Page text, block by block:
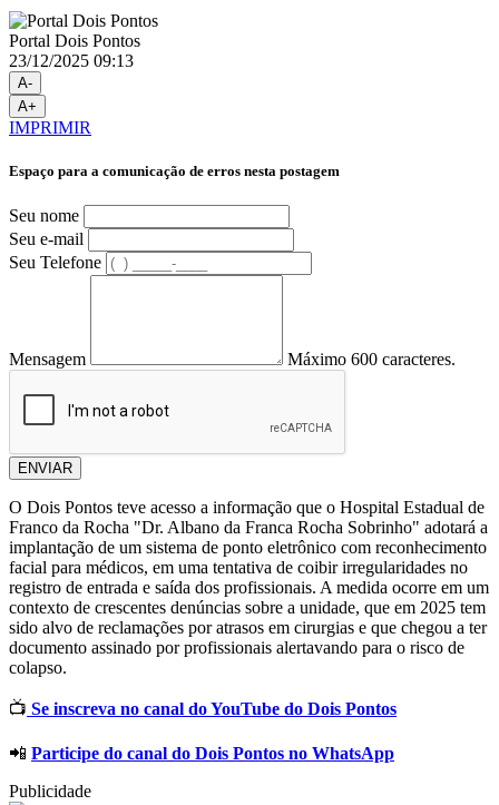
Portal Dois Pontos
23/12/2025 09:13
A-
A+
IMPRIMIR
Espaço para a comunicação de erros nesta postagem
Seu nome
Seu e-mail
Seu Telefone
Mensagem Máximo 600 caracteres.
ENVIAR
O Dois Pontos teve acesso a informação que o Hospital Estadual de
Franco da Rocha "Dr. Albano da Franca Rocha Sobrinho" adotará a
implantação de um sistema de ponto eletrônico com reconhecimento
facial para médicos, em uma tentativa de coibir irregularidades no
registro de entrada e saída dos profissionais. A medida ocorre em um
contexto de crescentes denúncias sobre a unidade, que em 2025 tem
sido alvo de reclamações por atrasos em cirurgias e que chegou a ter
documento assinado por profissionais alertavando para o risco de
colapso.
📺 Se inscreva no canal do YouTube do Dois Pontos
📲 Participe do canal do Dois Pontos no WhatsApp
Publicidade